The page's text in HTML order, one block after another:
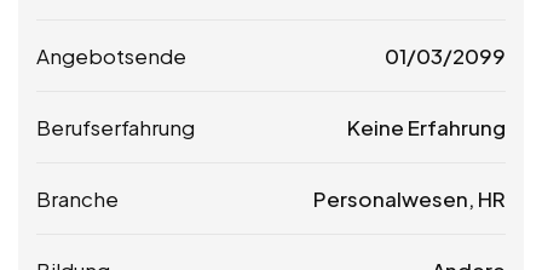
Angebotsende 01/03/2099
Berufserfahrung Keine Erfahrung
Branche Personalwesen, HR